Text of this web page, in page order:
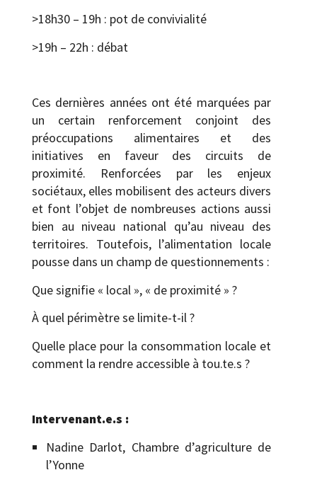
>18h30 – 19h : pot de convivialité
>19h – 22h : débat
Ces dernières années ont été marquées par
un certain renforcement conjoint des
préoccupations alimentaires et des
initiatives en faveur des circuits de
proximité. Renforcées par les enjeux
sociétaux, elles mobilisent des acteurs divers
et font l’objet de nombreuses actions aussi
bien au niveau national qu’au niveau des
territoires. Toutefois, l’alimentation locale
pousse dans un champ de questionnements :
Que signifie « local », « de proximité » ?
À quel périmètre se limite-t-il ?
Quelle place pour la consommation locale et
comment la rendre accessible à tou.te.s ?
Intervenant.e.s :
Nadine Darlot, Chambre d’agriculture de
l’Yonne